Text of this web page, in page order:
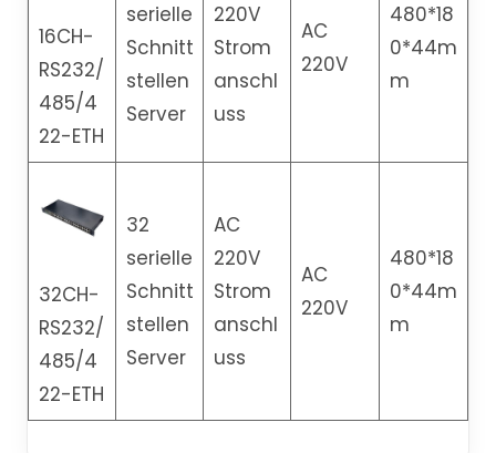
16CH-
RS232/
485/4
22-ETH
serielle
Schnitt
stellen
Server
220V
Strom
anschl
uss
AC
220V
480*18
0*44m
m
32CH-
RS232/
485/4
22-ETH
32
serielle
Schnitt
stellen
Server
AC
220V
Strom
anschl
uss
AC
220V
480*18
0*44m
m